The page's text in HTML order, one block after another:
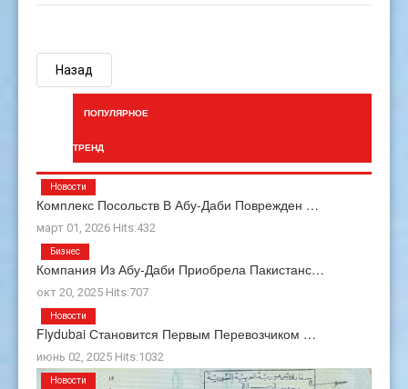
Назад
ПОПУЛЯРНОЕ
ТРЕНД
Комплекс Посольств В Абу-Даби Поврежден …
март 01, 2026 Hits:432
Новости
Компания Из Абу-Даби Приобрела Пакистанс…
окт 20, 2025 Hits:707
Бизнес
Flydubai Становится Первым Перевозчиком …
июнь 02, 2025 Hits:1032
Новости
Новости